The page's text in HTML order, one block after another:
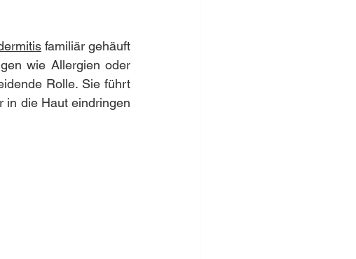
familiär gehäuft
wie Allergien oder
Rolle. Sie führt
in die Haut eindringen